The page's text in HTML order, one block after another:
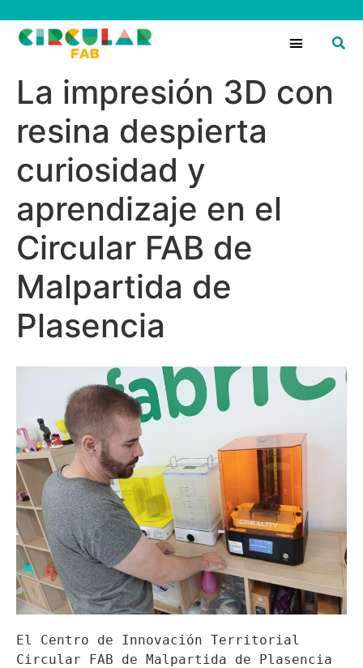
La impresión 3D con
resina despierta
curiosidad y
aprendizaje en el
Circular FAB de
Malpartida de
Plasencia
El Centro de Innovación Territorial
Circular FAB de Malpartida de Plasencia